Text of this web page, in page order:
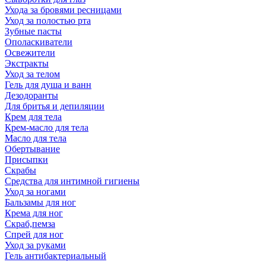
Ухода за бровями ресницами
Уход за полостью рта
Зубные пасты
Ополаскиватели
Освежители
Экстракты
Уход за телом
Гель для душа и ванн
Дезодоранты
Для бритья и депиляции
Крем для тела
Крем-масло для тела
Масло для тела
Обертывание
Присыпки
Скрабы
Средства для интимной гигиены
Уход за ногами
Бальзамы для ног
Крема для ног
Скраб,пемза
Спрей для ног
Уход за руками
Гель антибактериальный